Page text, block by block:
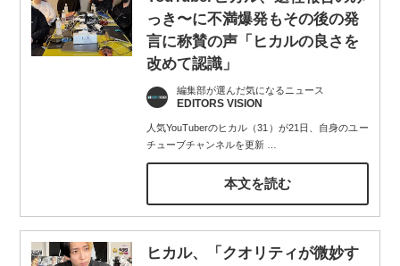
っき〜に不満爆発もその後の発
言に称賛の声「ヒカルの良さを
改めて認識」
編集部が選んだ気になるニュース
EDITORS VISION
人気YouTuberのヒカル（31）が21日、自身のユー
チューブチャンネルを更新…
本文を読む
ヒカル、「クオリティが微妙す